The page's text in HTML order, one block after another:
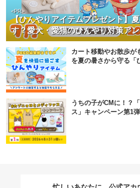
【ひんやりアイテムプレゼント】
す？愛犬・愛猫のひんやり対策ア
<PR>
カート移動やお散歩が
を夏の暑さから守る「
うちの子がCMに！？
ス」キャンペーン第1弾